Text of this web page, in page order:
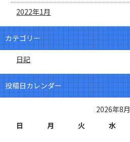
2022年1月
カテゴリー
日記
投稿日カレンダー
2026年8月
日
月 火 水